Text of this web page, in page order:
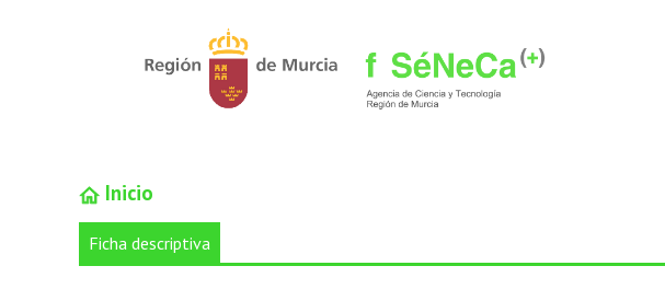
Inicio
Ficha descriptiva